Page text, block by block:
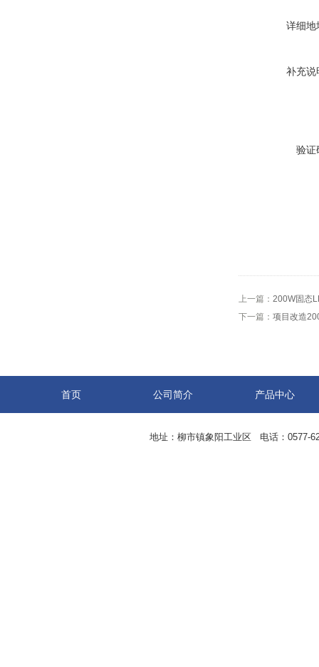
详细地
补充说
验证
上一篇： 200W固态
下一篇： 项目改造
首页 公司简介 产品中心
地址：柳市镇象阳工业区 电话：0577-